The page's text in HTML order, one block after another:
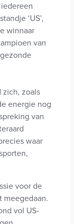
‘US’,
winnaar
van
zich, zoals
energie nog
van
waar
voor de
meegedaan.
vol US-